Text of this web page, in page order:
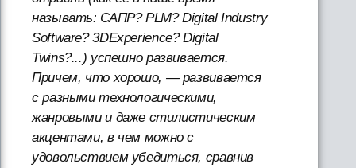
называть: САПР? PLM? Digital Industry
Software? 3DExperience? Digital
Twins?...) успешно развивается.
Причем, что хорошо, — развивается
с разными технологическими,
жанровыми и даже стилистическим
акцентами, в чем можно с
удовольствием убедиться, сравнив